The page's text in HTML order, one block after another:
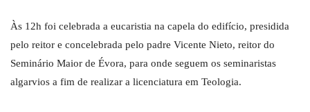
Às 12h foi celebrada a eucaristia na capela do edifício, presidida
pelo reitor e concelebrada pelo padre Vicente Nieto, reitor do
Seminário Maior de Évora, para onde seguem os seminaristas
algarvios a fim de realizar a licenciatura em Teologia.